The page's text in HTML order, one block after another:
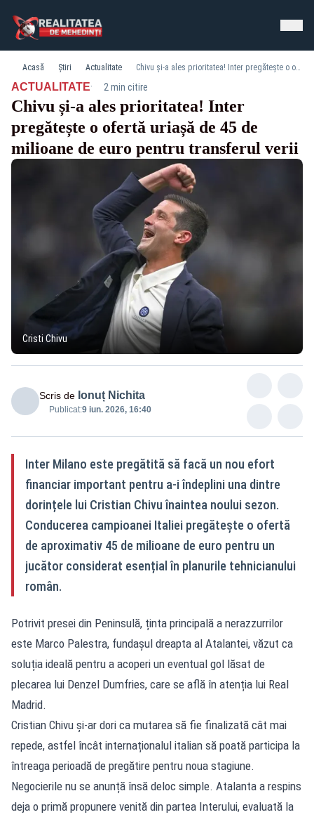
Acasă Știri Actualitate Chivu și-a ales prioritatea! Inter pregătește o ofertă uriașă de 45 de milioane de euro pentru transferul verii
ACTUALITATE· 2 min citire
Chivu și-a ales prioritatea! Inter
pregătește o ofertă uriașă de 45 de
milioane de euro pentru transferul verii
Cristi Chivu
Scris de Ionuț Nichita
Publicat:9 iun. 2026, 16:40
Inter Milano este pregătită să facă un nou efort
financiar important pentru a-i îndeplini una dintre
dorințele lui Cristian Chivu înaintea noului sezon.
Conducerea campioanei Italiei pregătește o ofertă
de aproximativ 45 de milioane de euro pentru un
jucător considerat esențial în planurile tehnicianului
român.
Potrivit presei din Peninsulă, ținta principală a nerazzurrilor
este Marco Palestra, fundașul dreapta al Atalantei, văzut ca
soluția ideală pentru a acoperi un eventual gol lăsat de
plecarea lui Denzel Dumfries, care se află în atenția lui Real
Madrid.
Cristian Chivu și-ar dori ca mutarea să fie finalizată cât mai
repede, astfel încât internaționalul italian să poată participa la
întreaga perioadă de pregătire pentru noua stagiune.
Negocierile nu se anunță însă deloc simple. Atalanta a respins
deja o primă propunere venită din partea Interului, evaluată la